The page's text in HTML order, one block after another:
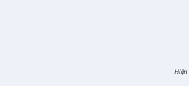
Hiện